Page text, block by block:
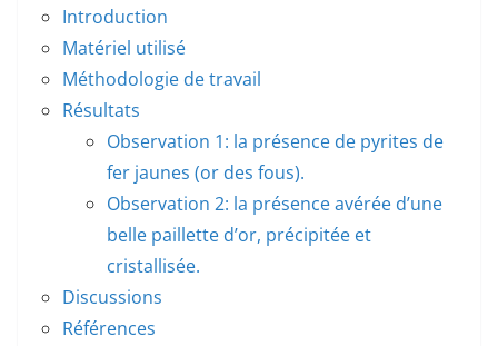
Introduction
Matériel utilisé
Méthodologie de travail
Résultats
Observation 1: la présence de pyrites de
fer jaunes (or des fous).
Observation 2: la présence avérée d’une
belle paillette d’or, précipitée et
cristallisée.
Discussions
Références